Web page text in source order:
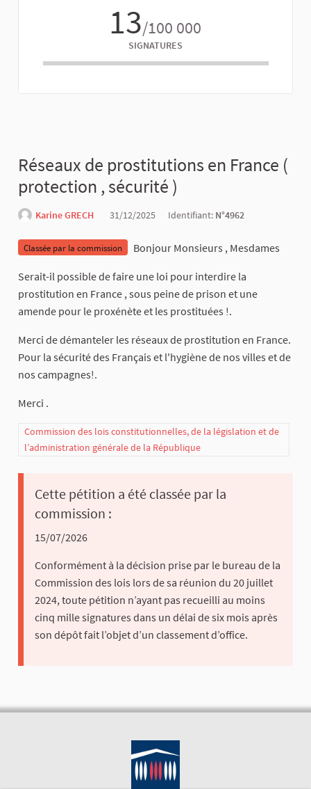
13/100 000
SIGNATURES
Réseaux de prostitutions en France (
protection , sécurité )
Karine GRECH 31/12/2025 Identifiant: N°4962
Classée par la commission Bonjour Monsieurs , Mesdames
Serait-il possible de faire une loi pour interdire la
prostitution en France , sous peine de prison et une
amende pour le proxénète et les prostituées !.
Merci de démanteler les réseaux de prostitution en France.
Pour la sécurité des Français et l'hygiène de nos villes et de
nos campagnes!.
Merci .
Commission des lois constitutionnelles, de la législation et de
l’administration générale de la République
Cette pétition a été classée par la
commission :
15/07/2026
Conformément à la décision prise par le bureau de la
Commission des lois lors de sa réunion du 20 juillet
2024, toute pétition n’ayant pas recueilli au moins
cinq mille signatures dans un délai de six mois après
son dépôt fait l’objet d’un classement d’office.